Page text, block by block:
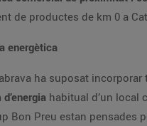
de productes de km 0 a
energètica
ha suposat
habitual d’un local
Bon Preu estan